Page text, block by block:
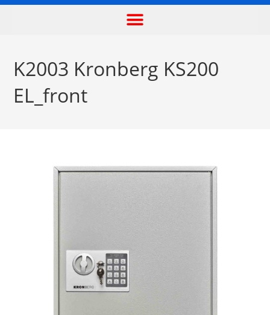
K2003 Kronberg KS200
EL_front